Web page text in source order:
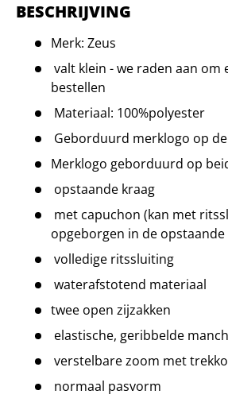
BESCHRIJVING
Merk: Zeus
valt klein - we raden aan
bestellen
Materiaal: 100%polyester
Geborduurd merklogo op
Merklogo geborduurd op
opstaande kraag
met capuchon (kan met
opgeborgen in de opstaande
volledige ritssluiting
waterafstotend materiaal
twee open zijzakken
elastische, geribbelde
verstelbare zoom met
normaal pasvorm